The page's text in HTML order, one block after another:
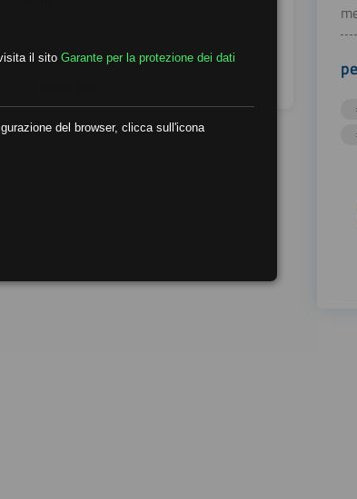
il sito Garante per la protezione dei dati
del browser, clicca sull'icona